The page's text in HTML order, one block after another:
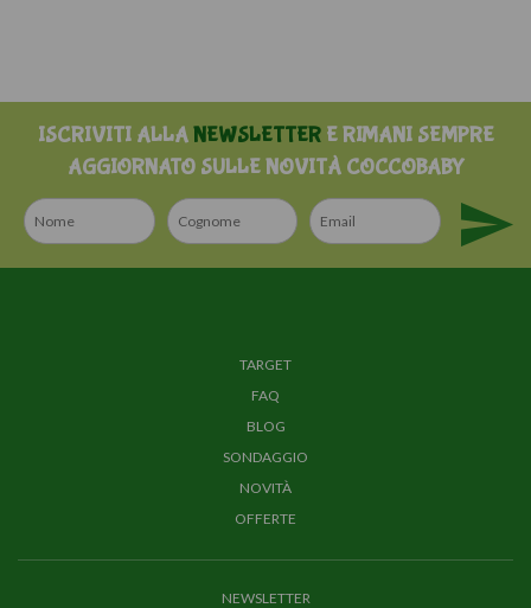
ISCRIVITI ALLANEWSLETTERE RIMANI SEMPRE
AGGIORNATO SULLE NOVITÀ COCCOBABY
TARGET
FAQ
BLOG
SONDAGGIO
NOVITÀ
OFFERTE
NEWSLETTER